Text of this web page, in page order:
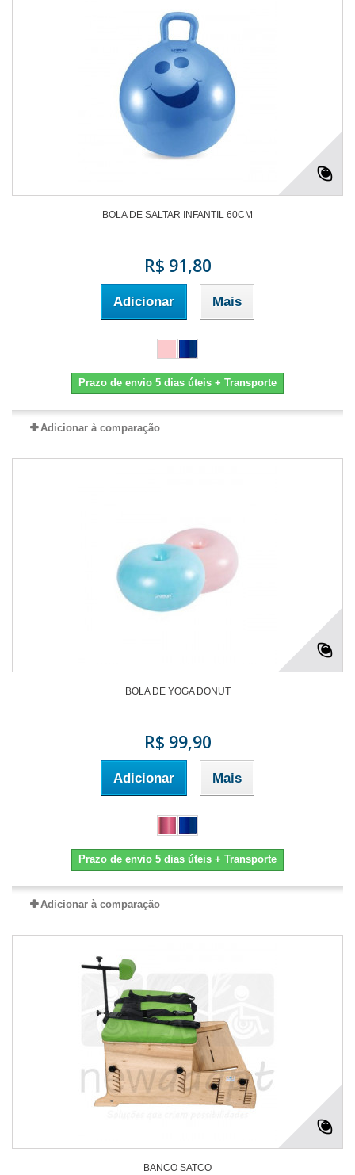
BOLA DE SALTAR INFANTIL 60CM
R$ 91,80
Adicionar Mais
Prazo de envio 5 dias úteis + Transporte
Adicionar à comparação
BOLA DE YOGA DONUT
R$ 99,90
Adicionar Mais
Prazo de envio 5 dias úteis + Transporte
Adicionar à comparação
BANCO SATCO